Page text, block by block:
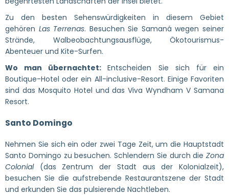
Zu den besten Sehenswürdigkeiten in diesem Gebiet
gehören Las Terrenas. Besuchen Sie Samaná wegen seiner
Strände, Walbeobachtungsausflüge, Ökotourismus-
Abenteuer und Kite-Surfen.
Wo man übernachtet:Entscheiden Sie sich für ein
Boutique-Hotel oder ein All-inclusive-Resort. Einige Favoriten
sind das Mosquito Hotel und das Viva Wyndham V Samana
Resort.
Santo Domingo
Nehmen Sie sich ein oder zwei Tage Zeit, um die Hauptstadt
Santo Domingo zu besuchen. Schlendern Sie durch die Zona
Colonial(das Zentrum der Stadt aus der Kolonialzeit),
besuchen Sie die aufstrebende Restaurantszene der Stadt
und erkunden Sie das pulsierende Nachtleben.